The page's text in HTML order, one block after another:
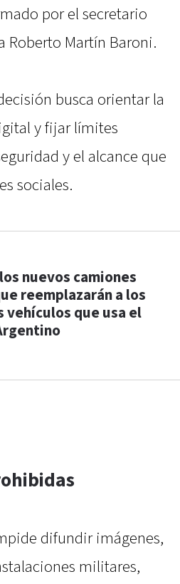
por el secretario
Roberto Martín Baroni.
busca orientar la
y fijar límites
y el alcance que
sociales.
nuevos camiones
reemplazarán a los
vehículos que usa el
difundir imágenes,
militares,